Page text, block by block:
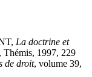
La doctrine et
Thémis, 1997, 229
de droit, volume 39,